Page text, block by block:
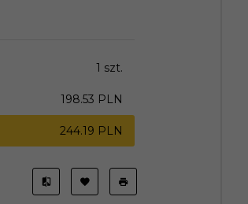
1 szt.
198.53 PLN
244.19 PLN